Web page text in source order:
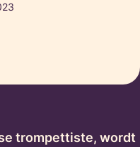
trompettiste, wordt